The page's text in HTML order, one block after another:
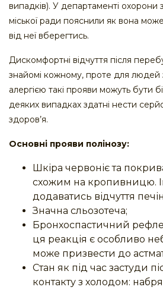
випадків). У департаменті охорони
міської ради пояснили як вона
від неї вберегтись.
Дискомфортні відчуття після
знайомі кожному, проте для людей
алергією такі прояви можуть бути
деяких випадках здатні нести
здоров’я.
Основні прояви полінозу:
Шкіра червоніє та
схожим на кропивницю.
додаватись відчуття
Значна сльозотеча;
Бронхоспастичний
ця реакція є особливо
може призвести до
Стан як під час застуди
контакту з холодом: